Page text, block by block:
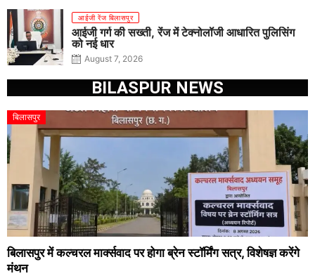
आईजी रेंज बिलासपुर
आईजी गर्ग की सख्ती, रेंज में टेक्नोलॉजी आधारित पुलिसिंग
को नई धार
August 7, 2026
BILASPUR NEWS
बिलासपुर
बिलासपुर में कल्चरल मार्क्सवाद पर होगा ब्रेन स्टॉर्मिंग सत्र, विशेषज्ञ करेंगे
मंथन